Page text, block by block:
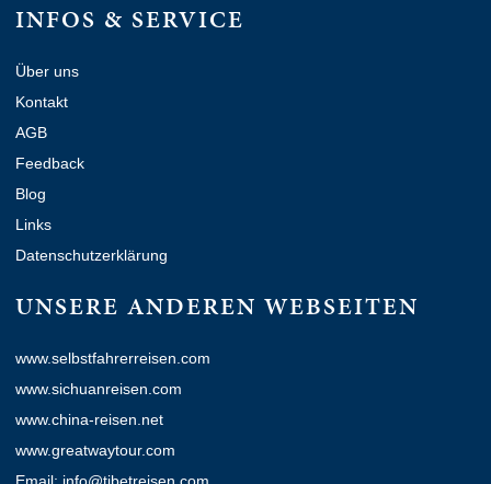
INFOS & SERVICE
Über uns
Kontakt
AGB
Feedback
Blog
Links
Datenschutzerklärung
UNSERE ANDEREN WEBSEITEN
www.selbstfahrerreisen.com
www.sichuanreisen.com
www.china-reisen.net
www.greatwaytour.com
Email: info@tibetreisen.com